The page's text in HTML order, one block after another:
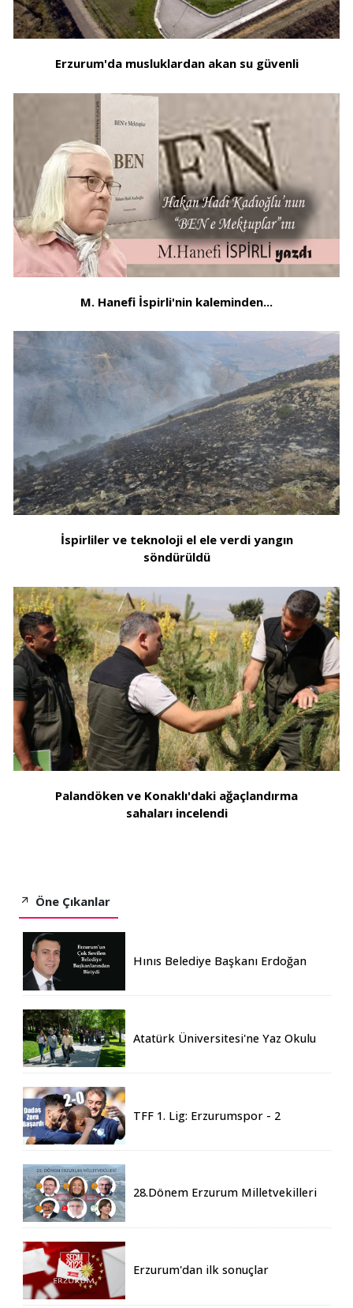
Erzurum'da musluklardan akan su güvenli
M. Hanefi İspirli'nin kaleminden...
İspirliler ve teknoloji el ele verdi yangın
söndürüldü
Palandöken ve Konaklı'daki ağaçlandırma
sahaları incelendi
Öne Çıkanlar
Hınıs Belediye Başkanı Erdoğan
Atatürk Üniversitesi'ne Yaz Okulu
TFF 1. Lig: Erzurumspor - 2
28.Dönem Erzurum Milletvekilleri
Erzurum'dan ilk sonuçlar